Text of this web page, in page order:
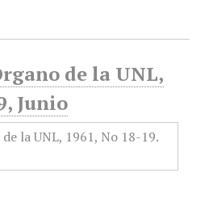
de la UNL,
Junio